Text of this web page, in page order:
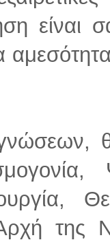
είναι
της